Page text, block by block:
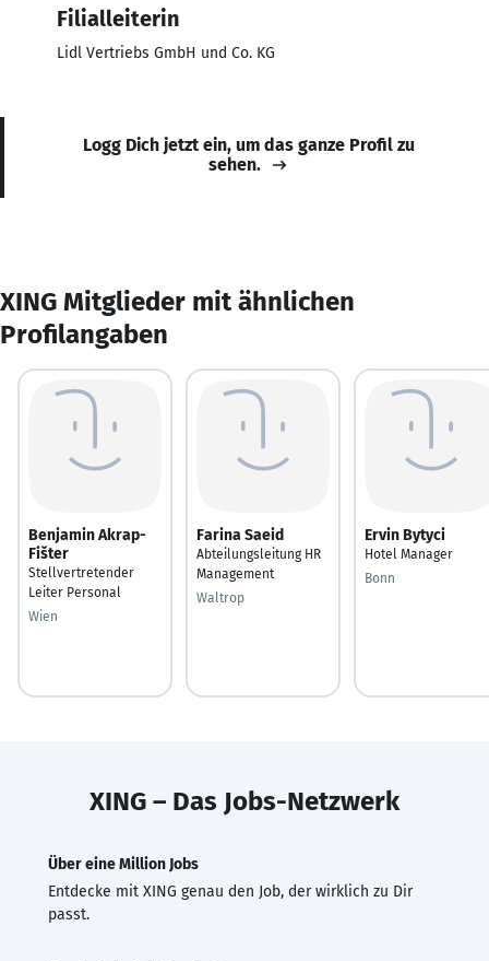
Filialleiterin
Lidl Vertriebs GmbH und Co. KG
Logg Dich jetzt ein, um das ganze Profil zu
sehen.
XING Mitglieder mit ähnlichen
Profilangaben
Benjamin Akrap-
Fišter
Stellvertretender
Leiter Personal
Wien
Farina Saeid
Abteilungsleitung HR
Management
Waltrop
Ervin Bytyci
Hotel Manager
Bonn
XING – Das Jobs-Netzwerk
Über eine Million Jobs
Entdecke mit XING genau den Job, der wirklich zu Dir
passt.